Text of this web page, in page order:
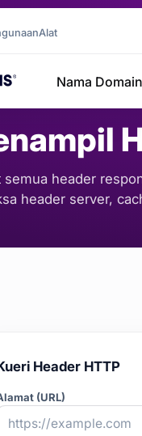
Alat
Nama Domain
Alat Penampil Header
SERVER & JARINGAN
semua header
header server,
Header HTTP
(URL)